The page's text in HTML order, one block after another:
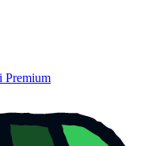
Premium